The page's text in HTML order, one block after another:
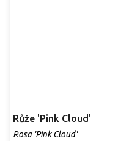
Růže 'Pink Cloud'
Rosa 'Pink Cloud'